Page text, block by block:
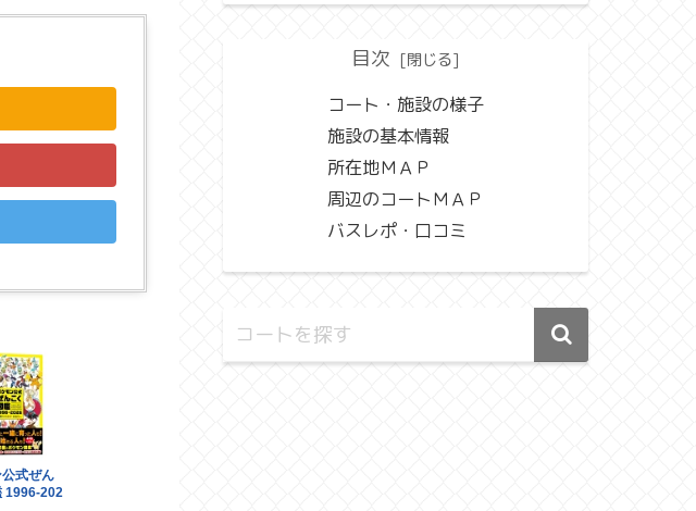
目次
コート・施設の様子
施設の基本情報
所在地ＭＡＰ
周辺のコートＭＡＰ
バスレポ・口コミ